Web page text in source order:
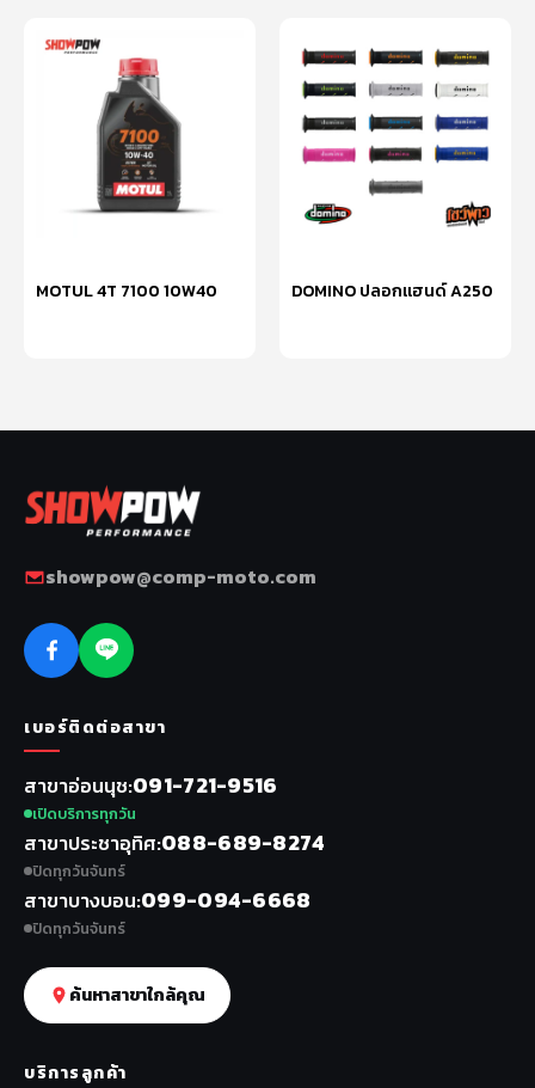
MOTUL 4T 7100 10W40 DOMINO ปลอกแฮนด์ A250
showpow@comp-moto.com
เบอร์ติดต่อสาขา
สาขาอ่อนนุช 091-721-9516
เปิดบริการทุกวัน
สาขาประชาอุทิศ 088-689-8274
ปิดทุกวันจันทร์
สาขาบางบอน 099-094-6668
ปิดทุกวันจันทร์
ค้นหาสาขาใกล้คุณ
บริการลูกค้า